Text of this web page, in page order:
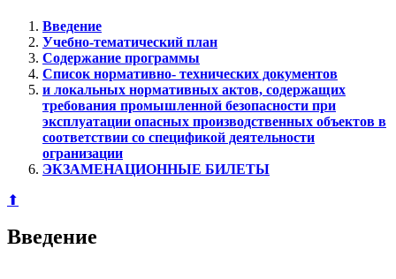
Введение
Учебно-тематический план
Содержание программы
Список нормативно- технических документов
и локальных нормативных актов, содержащих
требования промышленной безопасности при
эксплуатации опасных производственных объектов в
соответствии со спецификой деятельности
огранизации
ЭКЗАМЕНАЦИОННЫЕ БИЛЕТЫ
⬆
Введение